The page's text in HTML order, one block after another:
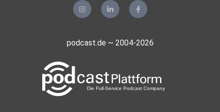
podcast.de ~ 2004-2026